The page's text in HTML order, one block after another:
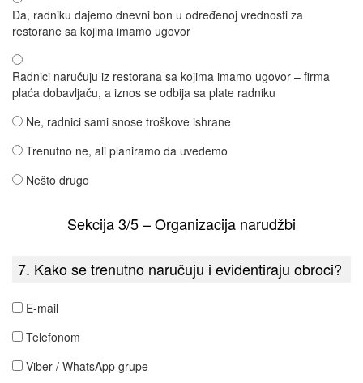
Da, radniku dajemo dnevni bon u određenoj vrednosti za
restorane sa kojima imamo ugovor
Radnici naručuju iz restorana sa kojima imamo ugovor – firma
plaća dobavljaču, a iznos se odbija sa plate radniku
Ne, radnici sami snose troškove ishrane
Trenutno ne, ali planiramo da uvedemo
Nešto drugo
Sekcija 3/5 – Organizacija narudžbi
7. Kako se trenutno naručuju i evidentiraju obroci?
E-mail
Telefonom
Viber / WhatsApp grupe